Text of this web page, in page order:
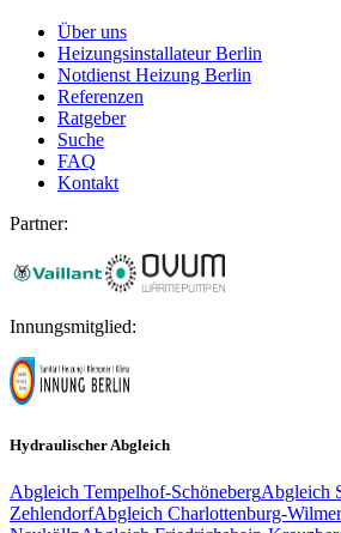
Über uns
Heizungsinstallateur Berlin
Notdienst Heizung Berlin
Referenzen
Ratgeber
Suche
FAQ
Kontakt
Partner:
Innungsmitglied:
Hydraulischer Abgleich
Abgleich Tempelhof-SchönebergAbgleich
ZehlendorfAbgleich Charlottenburg-